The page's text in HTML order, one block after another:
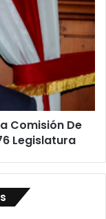
Comisión De
Legislatura